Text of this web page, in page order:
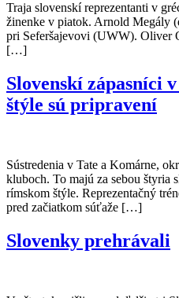
Traja slovenskí reprezentanti v
žinenke v piatok. Arnold Megály
pri Seferšajevovi (UWW). Oliver
[…]
Slovenskí zápasníci
štýle sú pripravení
Sústredenia v Tate a Komárne,
kluboch. To majú za sebou štyria
rímskom štýle. Reprezentačný
pred začiatkom súťaže […]
Slovenky prehrávali